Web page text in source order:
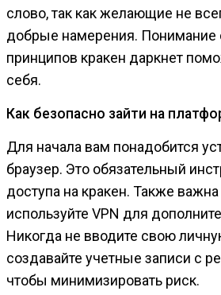
слово, так как желающие не
добрые намерения. Понимание
принципов кракен даркнет
себя.
Как безопасно зайти на
Для начала вам понадобится
браузер. Это обязательный
доступа на кракен. Также
используйте VPN для
Никогда не вводите свою
создавайте учетные записи с
чтобы минимизировать риск.